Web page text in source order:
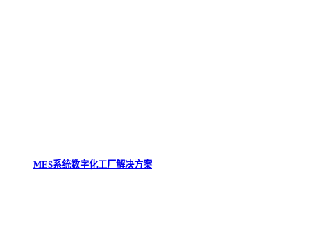
MES系统数字化工厂解决方案